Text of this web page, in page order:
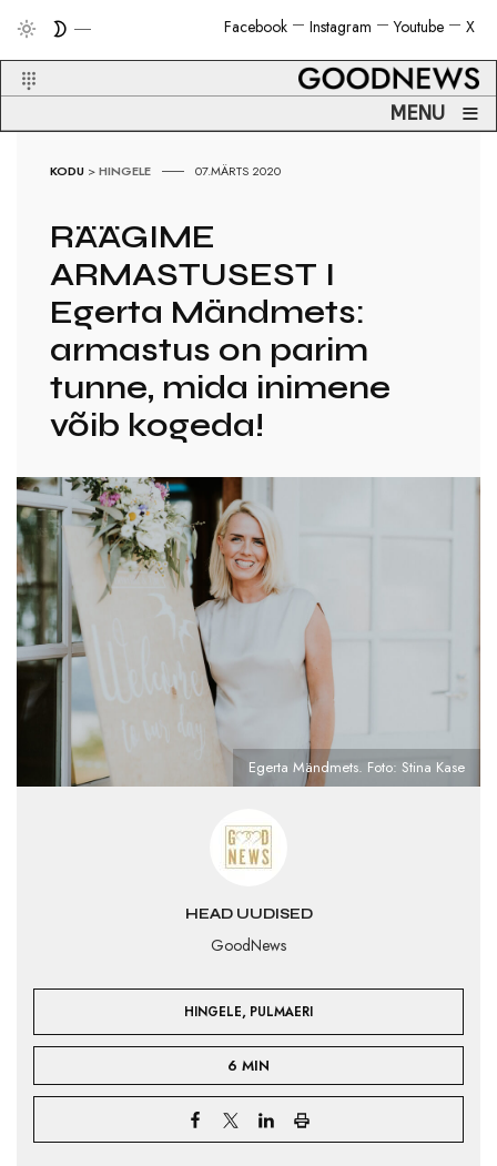
X
Youtube
Instagram
Facebook
MENU ≡
KODU >HINGELE 07.MÄRTS 2020
RÄÄGIME
ARMASTUSEST I
Egerta Mändmets:
armastus on parim
tunne, mida inimene
võib kogeda!
HEAD UUDISED
GoodNews
HINGELE, PULMAERI
6 MIN
Egerta Mändmets. Foto: Stina Kase